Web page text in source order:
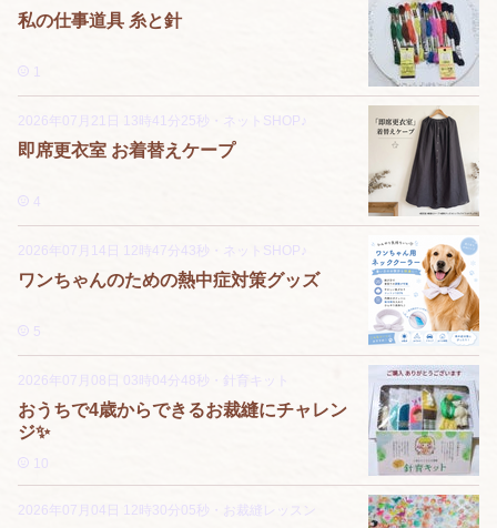
私の仕事道具 糸と針
1
2026年07月21日 13時41分25秒 ・ ネットSHOP♪
即席更衣室 お着替えケープ
4
2026年07月14日 12時47分43秒 ・ ネットSHOP♪
ワンちゃんのための熱中症対策グッズ
5
2026年07月08日 03時04分48秒 ・ 針育キット
おうちで4歳からできるお裁縫にチャレン
ジ✨
10
2026年07月04日 12時30分05秒 ・ お裁縫レッスン